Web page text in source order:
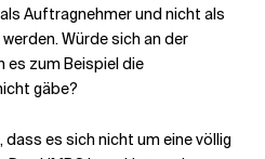
Auftragnehmer und nicht als
Würde sich an der
es zum Beispiel die
gäbe?
es sich nicht um eine völlig